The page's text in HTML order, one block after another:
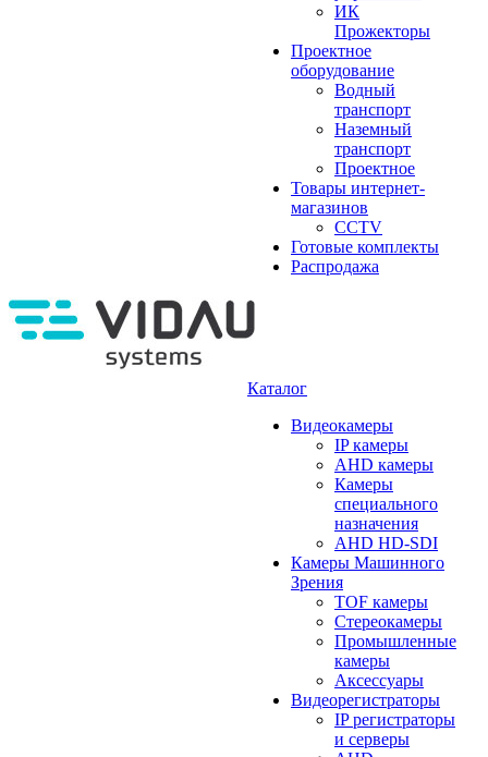
ИК
Прожекторы
Проектное
оборудование
Водный
транспорт
Наземный
транспорт
Проектное
Товары интернет-
магазинов
CCTV
Готовые комплекты
Распродажа
Каталог
Видеокамеры
IP камеры
AHD камеры
Камеры
специального
назначения
AHD HD-SDI
Камеры Машинного
Зрения
TOF камеры
Стереокамеры
Промышленные
камеры
Аксессуары
Видеорегистраторы
IP регистраторы
и серверы